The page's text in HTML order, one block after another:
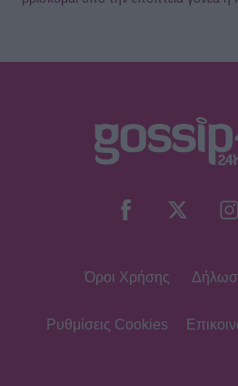
SHOWBIZ
να τη διαχειρίζεσαι σοφά»
Μενεγάκη: Με βεντάλια στο χέρι
γεύμα με τον Μάκη & την παρέα
σου ρε μαμά» - Το viral βίντεο
Όροι Χρήσης
Ρυθμίσεις Cookies